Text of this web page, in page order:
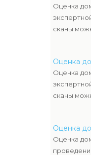
Оценка
сканы
Оценка
Оценка
сканы
Оценка
Оценка